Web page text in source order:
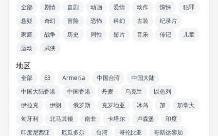
全部 剧情 喜剧 动画 爱情 动作 惊悚
犯罪
悬疑
奇幻 冒险 恐怖 科幻 古装
纪录片
家庭
战争 历史 同性 短片 音乐 传记
儿童
运动
武侠
地区
全部 63 Armenia 中国台湾
中国大陆
中国大陆香港
中国香港 丹麦 乌克兰
以色列
伊拉克
伊朗 俄罗斯 克罗地亚 冰岛 加
加拿大
匈牙利
北马其顿 南非 卡塔尔 卢森堡
印度
印度尼西亚
厄瓜多尔 台湾 哥伦比亚
哥斯达黎加